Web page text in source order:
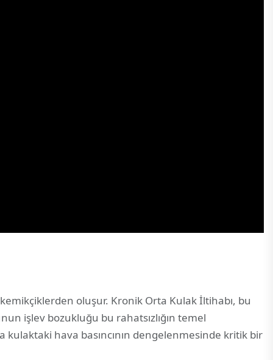
oluşur. Kronik Orta Kulak İltihabı, bu
işlev bozukluğu bu rahatsızlığın temel
hava basıncının dengelenmesinde kritik bir